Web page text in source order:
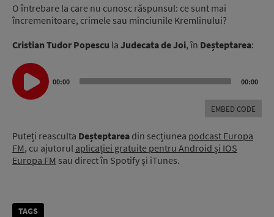
O întrebare la care nu cunosc răspunsul: ce sunt mai
încremenitoare, crimele sau minciunile Kremlinului?
Cristian Tudor Popescu la Judecata de Joi, în Deșteptarea:
Audio
Player
00:00 00:00
EMBED CODE
Puteți reasculta Deșteptarea din secțiunea podcast Europa
FM, cu ajutorul aplicației gratuite pentru Android și IOS
Europa FM sau direct în Spotify și iTunes.
TAGS